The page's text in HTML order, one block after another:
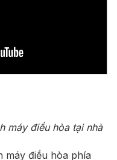
máy điều hòa tại nhà
máy điều hòa phía